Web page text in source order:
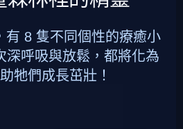
有 8 隻不同個性的療癒小
深呼吸與放鬆，都將化為
牠們成長茁壯！